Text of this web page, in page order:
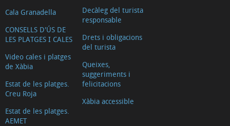
Cala Granadella
CONSELLS D'ÚS DE
LES PLATGES I CALES
Video cales i platges
de Xàbia
Estat de les platges.
Creu Roja
Estat de les platges.
AEMET
Decàleg del turista
responsable
Drets i obligacions
del turista
Queixes,
suggeriments i
felicitacions
Xàbia accessible